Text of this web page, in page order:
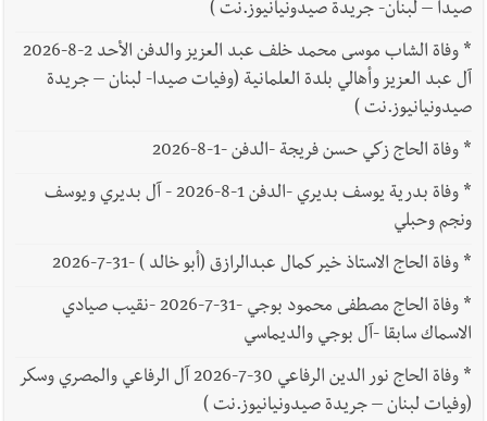
صيدا – لبنان- جريدة صيدونيانيوز.نت )
*
وفاة الشاب موسى محمد خلف عبد العزيز والدفن الأحد 2-8-2026
آل عبد العزيز وأهالي بلدة العلمانية (وفيات صيدا- لبنان – جريدة
صيدونيانيوز.نت )
*وفاة الحاج زكي حسن فريجة -الدفن -1-8-2026
*
وفاة بدرية يوسف بديري -الدفن 1-8-2026 - آل بديري ويوسف
ونجم وحبلي
*وفاة الحاج الاستاذ خير كمال عبدالرازق (أبو خالد ) -31-7-2026
*
وفاة الحاج مصطفى محمود بوجي -31-7-2026 -نقيب صيادي
الاسماك سابقا -آل بوجي والديماسي
*
وفاة الحاج نور الدين الرفاعي 30-7-2026 آل الرفاعي والمصري وسكر
(وفيات لبنان – جريدة صيدونيانيوز.نت )